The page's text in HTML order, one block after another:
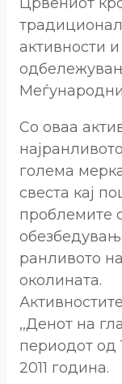
активности
Со оваа
голема
свеста кај
проблемите
ранливото
околината.
,,Денот на
периодот од
2011 година.